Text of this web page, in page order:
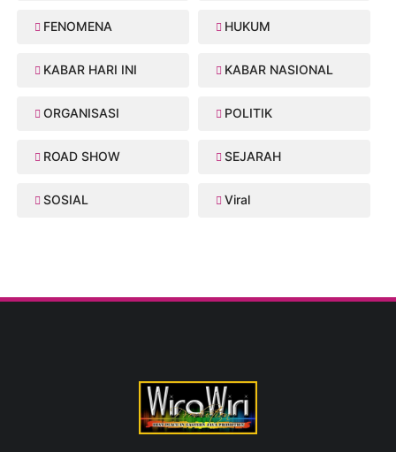
FENOMENA HUKUM
KABAR HARI INI KABAR NASIONAL
ORGANISASI POLITIK
ROAD SHOW SEJARAH
SOSIAL Viral